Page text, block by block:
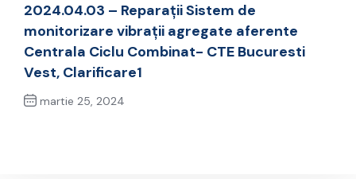
2024.04.03 – Reparații Sistem de
monitorizare vibrații agregate aferente
Centrala Ciclu Combinat- CTE Bucuresti
Vest, Clarificare1
martie 25, 2024